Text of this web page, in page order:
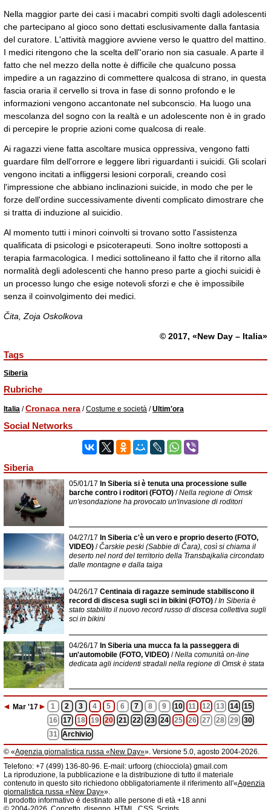
Nella maggior parte dei casi i macabri compiti svolti dagli adolescenti
che partecipano al gioco sono dettati esclusivamente dalla fantasia
del curatore. L'attività maggiore avviene verso le quattro del mattino.
I medici ritengono che la scelta dell''orario non sia casuale. A parte il
fatto che nel mezzo della notte è difficile che qualcuno possa
impedire a un ragazzino di commettere qualcosa di strano, in questa
fascia oraria il cervello si trova in fase di sonno profondo e le
informazioni vengono accantonate nel subconscio. Ha luogo una
mescolanza del sogno con la realtà e un adolescente non è in grado
di percepire le proprie azioni come qualcosa di reale.
Ai ragazzi viene fatta ascoltare musica oppressiva, vengono fatti
guardare film dell'orrore e leggere libri riguardanti i suicidi. Gli scolari
vengono incitati a infliggersi lesioni corporali, creando così
l'impressione che abbiano inclinazioni suicide, in modo che per le
forze dell'ordine successivamente diventi complicato dimostrare che
si tratta di induzione al suicidio.
Al momento tutti i minori coinvolti si trovano sotto l'assistenza
qualificata di psicologi e psicoterapeuti. Sono inoltre sottoposti a
terapia farmacologica. I medici sottolineano il fatto che il ritorno alla
normalità degli adolescenti che hanno preso parte a giochi suicidi è
un processo lungo che esige notevoli sforzi e che è impossibile
senza il coinvolgimento dei medici.
Čita, Zoja Oskolkova
© 2017, «New Day – Italia»
Tags
Siberia
Rubriche
Italia /Cronaca nera /Costume e società /Ultim'ora
Social Networks
Siberia
05/01/17 In Siberia si è tenuta una processione sulle
barche contro i roditori (FOTO) /Nella regione di Omsk
un'esondazione ha provocato un'invasione di roditori
04/27/17 In Siberia c'è un vero e proprio deserto (FOTO,
VIDEO) /Čarskie peski (Sabbie di Čara), così si chiama il
deserto nel nord del territorio della Transbajkalia circondato
dalle montagne e dalla taiga
04/26/17 Centinaia di ragazze seminude stabiliscono il
record di discesa sugli sci in bikini (FOTO) /In Siberia è
stato stabilito il nuovo record russo di discesa collettiva sugli
sci in bikini
04/26/17 In Siberia una mucca fa la passeggera di
un'automobile (FOTO, VIDEO) /Nella comunità on-line
dedicata agli incidenti stradali nella regione di Omsk è stata
◄ Mar '17► 1 2 3 4 5 6 7 8 9 10 11 12 13 14
15
16
17 18 19 20 21 22 23 24 25 26 27 28 29
30
31
Archivio
© «Agenzia giornalistica russa «New Day»». Versione 5.0, agosto 2004-2026.
Informazioni
Agenzia giornalistica russa «New Day» registrata dal Servizio federale di
telecomunicazioni, tecnologie informatiche e mass media della Federazione
Russa. Certificato di registrazione dei mass media: EL № FS 77 - 61044 del 5
marzo 2015.
Fondatore: «New Day» S.r.l., indirizzo di redazione: 620014, città di
Telefono: +7 (499) 136-80-96. E-mail: urfoorg (chiocciola) gmail.com
La riproduzione, la pubblicazione e la distribuzione di tutto il materiale
contenuto in questo sito richiedono obbligatoriamente il riferimento all'«Agenzia
giornalistica russa «New Day»».
Il prodotto informativo è destinato alle persone di età +18 anni